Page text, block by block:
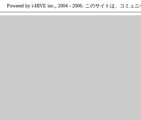
Powered by i-HIVE inc., 2004 - 2006. このサイトは、コミュ